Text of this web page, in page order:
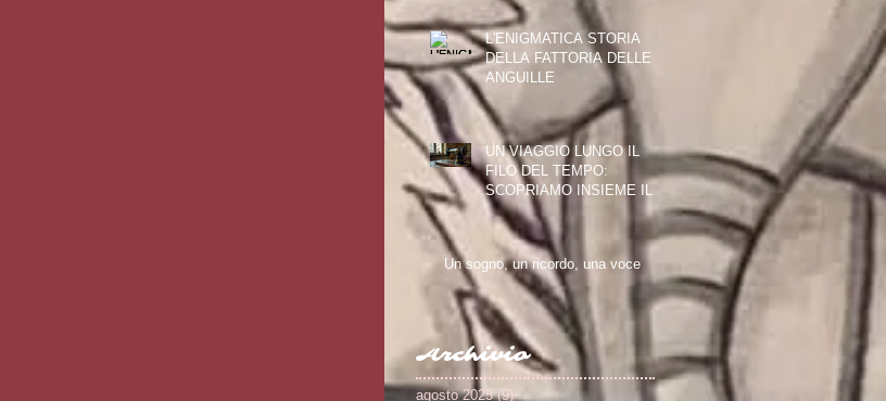
L'ENIGMATICA STORIA
DELLA FATTORIA DELLE
ANGUILLE
UN VIAGGIO LUNGO IL
FILO DEL TEMPO:
SCOPRIAMO INSIEME IL
PAISLEY THREAD MILL
MUSEUM
Un sogno, un ricordo, una voce
Archivio
agosto 2025 (9)9 post